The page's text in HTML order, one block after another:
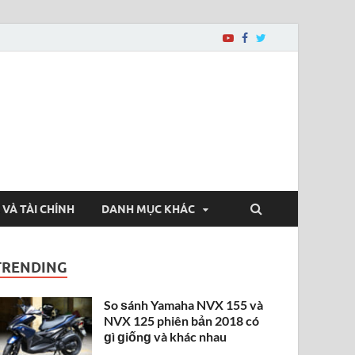
TÀI CHÍNH DANH MỤC KHÁC
So ѕánh Yamaha NVX 155 và
NVX 125 phiên bản 2018 có
ɡì ɡiốnɡ và khác nhau